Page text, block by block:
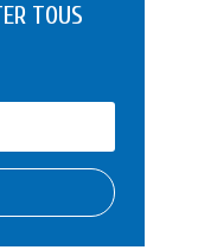
TOUS